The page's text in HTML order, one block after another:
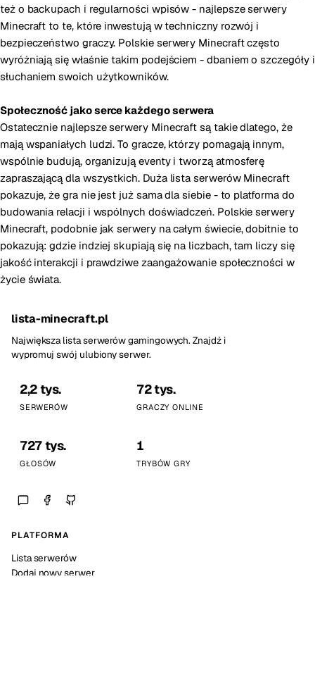
też o backupach i regularności wpisów - najlepsze serwery
Minecraft to te, które inwestują w techniczny rozwój i
bezpieczeństwo graczy. Polskie serwery Minecraft często
wyróżniają się właśnie takim podejściem - dbaniem o szczegóły i
słuchaniem swoich użytkowników.
Społeczność jako serce każdego serwera
Ostatecznie najlepsze serwery Minecraft są takie dlatego, że
mają wspaniałych ludzi. To gracze, którzy pomagają innym,
wspólnie budują, organizują eventy i tworzą atmosferę
zapraszającą dla wszystkich. Duża lista serwerów Minecraft
pokazuje, że gra nie jest już sama dla siebie - to platforma do
budowania relacji i wspólnych doświadczeń. Polskie serwery
Minecraft, podobnie jak serwery na całym świecie, dobitnie to
pokazują: gdzie indziej skupiają się na liczbach, tam liczy się
jakość interakcji i prawdziwe zaangażowanie społeczności w
życie świata.
lista-minecraft.pl
Największa lista serwerów gamingowych. Znajdź i
wypromuj swój ulubiony serwer.
2,2 tys.
SERWERÓW
72 tys.
GRACZY ONLINE
727 tys.
GŁOSÓW
1
TRYBÓW GRY
PLATFORMA
Lista serwerów
Dodaj nowy serwer